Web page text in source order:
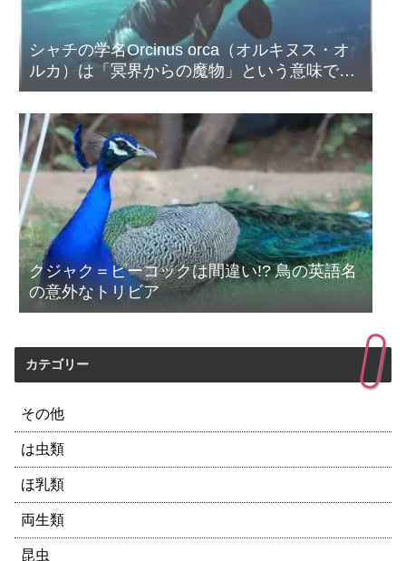
シャチの学名Orcinus orca（オルキヌス・オ
ルカ）は「冥界からの魔物」という意味であ
る
クジャク＝ピーコックは間違い!? 鳥の英語名
の意外なトリビア
カテゴリー
その他
は虫類
ほ乳類
両生類
昆虫